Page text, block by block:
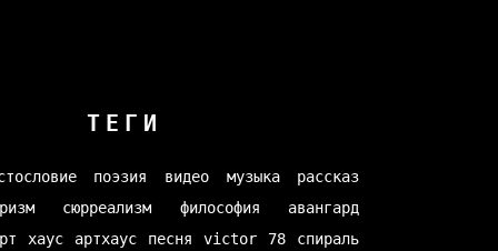
ТЕГИ
поэзия видео музыка
рассказ
сюрреализм философия
авангард
хаус артхаус песня victor 78
спираль